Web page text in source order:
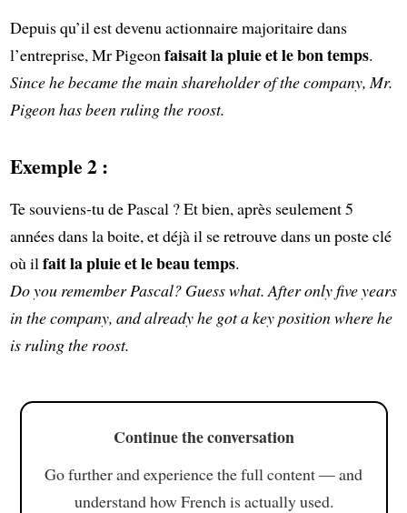
Depuis qu’il est devenu actionnaire majoritaire dans
l’entreprise, Mr Pigeon faisait la pluie et le bon temps.
Since he became the main shareholder of the company, Mr.
Pigeon has been ruling the roost.
Exemple 2 :
Te souviens-tu de Pascal ? Et bien, après seulement 5
années dans la boite, et déjà il se retrouve dans un poste clé
où il fait la pluie et le beau temps.
Do you remember Pascal? Guess what. After only five years
in the company, and already he got a key position where he
is ruling the roost.
Continue the conversation
Go further and experience the full content — and
understand how French is actually used.